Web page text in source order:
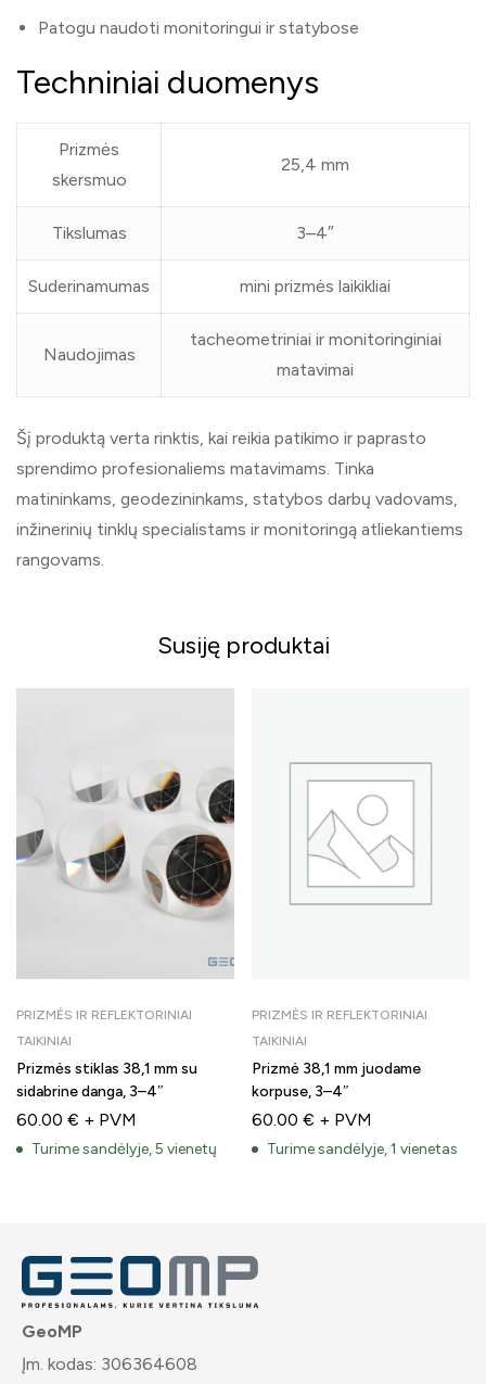
Patogu naudoti monitoringui ir statybose
Techniniai duomenys
Prizmės
skersmuo
25,4 mm
Tikslumas 3–4″
Suderinamumas mini prizmės laikikliai
Naudojimas
tacheometriniai ir monitoringiniai
matavimai
Šį produktą verta rinktis, kai reikia patikimo ir paprasto
sprendimo profesionaliems matavimams. Tinka
matininkams, geodezininkams, statybos darbų vadovams,
inžinerinių tinklų specialistams ir monitoringą atliekantiems
rangovams.
Susiję produktai
PRIZMĖS IR REFLEKTORINIAI
TAIKINIAI
Prizmės stiklas 38,1 mm su
sidabrine danga, 3–4″
60.00 € + PVM
Turime sandėlyje, 5 vienetų
PRIZMĖS IR REFLEKTORINIAI
TAIKINIAI
Prizmė 38,1 mm juodame
korpuse, 3–4″
60.00 € + PVM
Turime sandėlyje, 1 vienetas
GeoMP
Įm. kodas: 306364608